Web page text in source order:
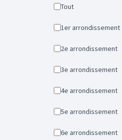
Tout
1er arrondissement
2e arrondissement
3e arrondissement
4e arrondissement
5e arrondissement
6e arrondissement